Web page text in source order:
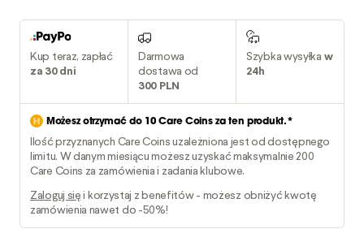
Kup teraz, zapłać
za 30 dni
Darmowa
dostawa od
300 PLN
Szybka wysyłka w
24h
Możesz otrzymać do 10Care Coins za ten produkt.*
Ilość przyznanych Care Coins uzależniona jest od dostępnego
limitu. W danym miesiącu możesz uzyskać maksymalnie 200
Care Coins za zamówienia i zadania klubowe.
Zaloguj sięi korzystaj z benefitów - możesz obniżyć kwotę
zamówienia nawet do -50%!